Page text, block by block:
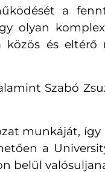
a
olyan
és eltérő
Szabó
munkáját, így
a
belül